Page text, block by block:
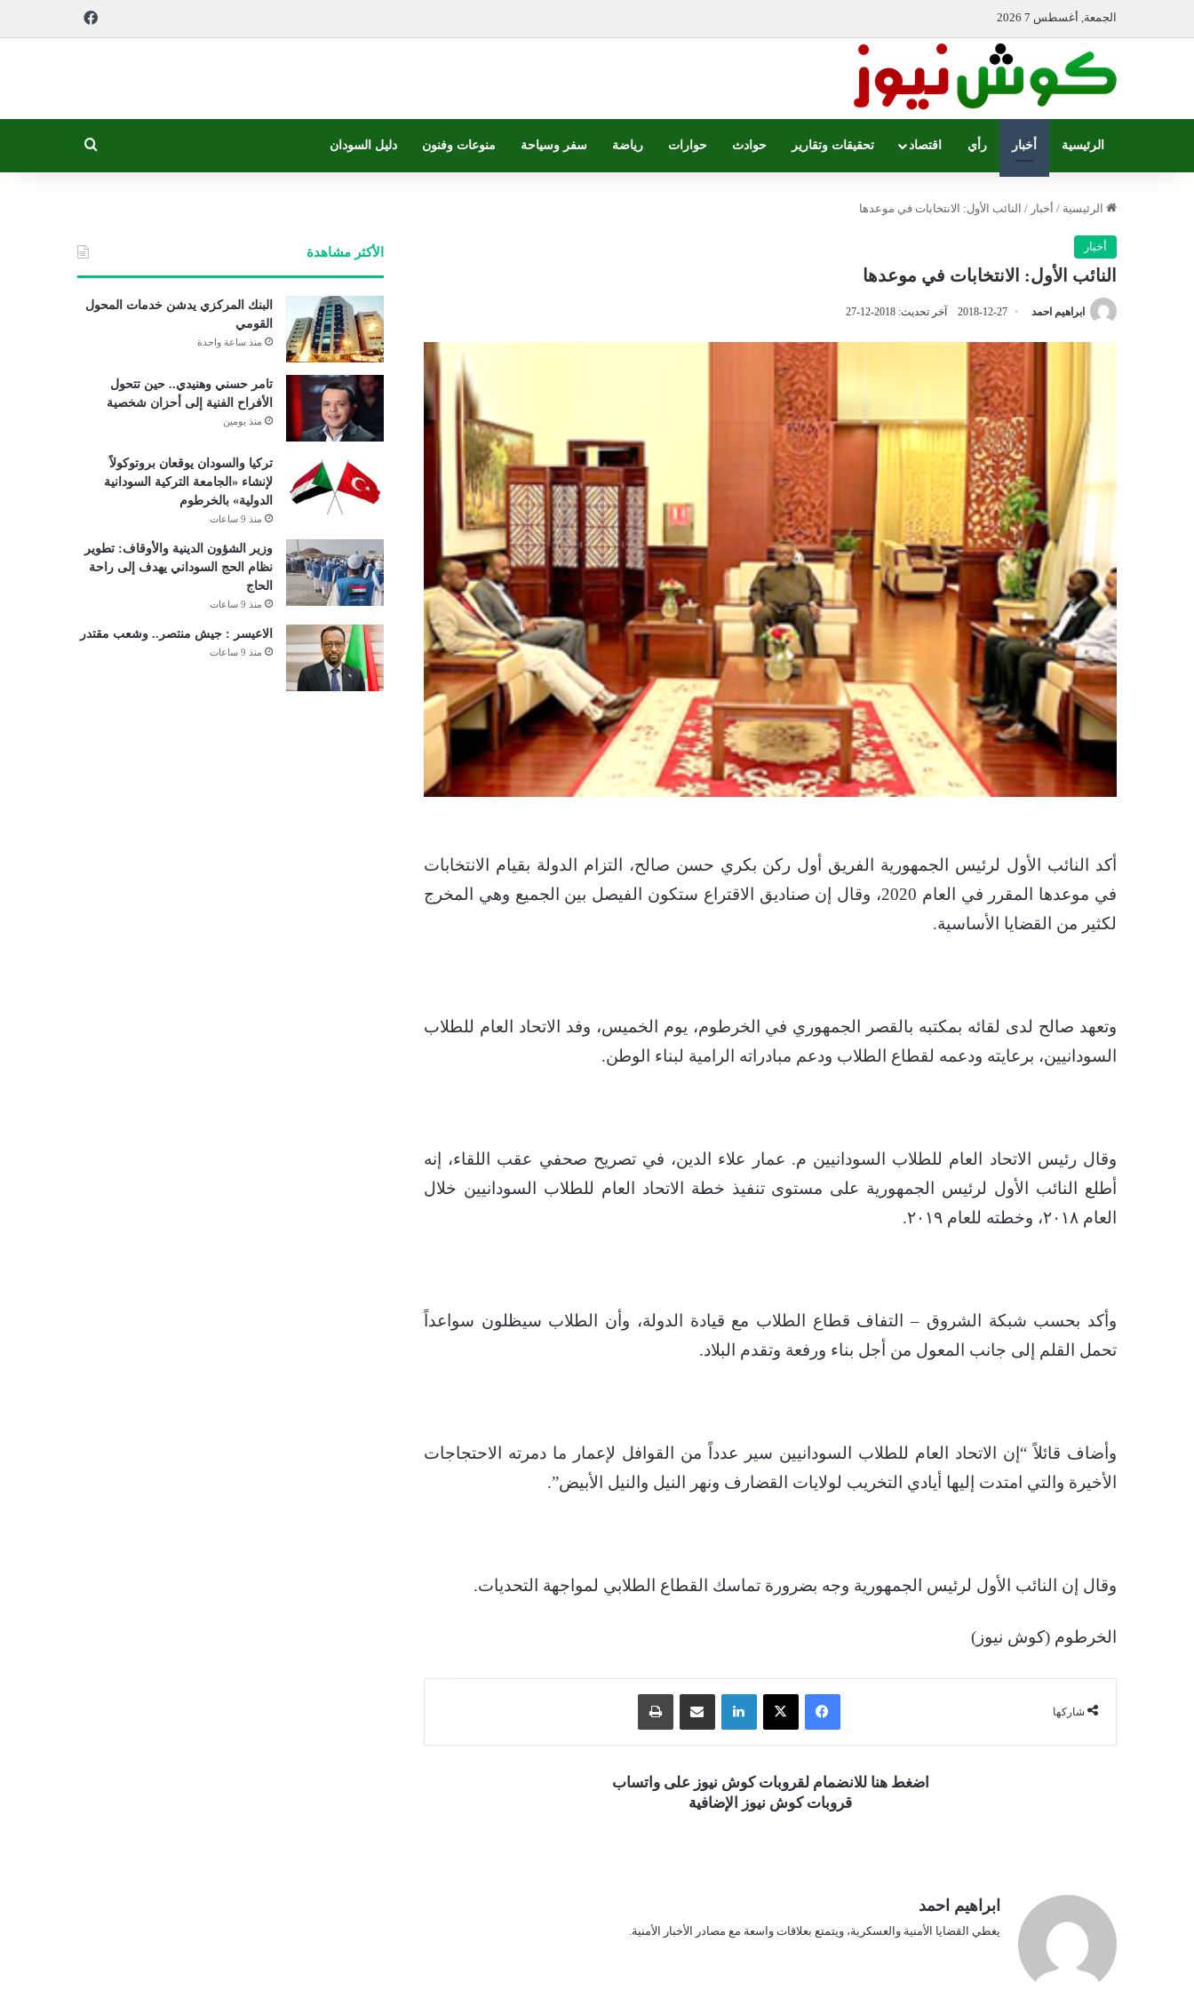
الجمعة, أغسطس 7 2026
الرئيسية أخبار رأي اقتصاد تحقيقات وتقارير حوادث حوارات رياضة سفر وسياحة منوعات وفنون دليل السودان
الرئيسية / أخبار / النائب الأول: الانتخابات في موعدها
أخبار
النائب الأول: الانتخابات في موعدها
ابراهيم احمد 2018-12-27 آخر تحديث: 2018-12-27
أكد النائب الأول لرئيس الجمهورية الفريق أول ركن بكري حسن صالح، التزام الدولة بقيام الانتخابات
في موعدها المقرر في العام 2020، وقال إن صناديق الاقتراع ستكون الفيصل بين الجميع وهي المخرج
لكثير من القضايا الأساسية.
وتعهد صالح لدى لقائه بمكتبه بالقصر الجمهوري في الخرطوم، يوم الخميس، وفد الاتحاد العام للطلاب
السودانيين، برعايته ودعمه لقطاع الطلاب ودعم مبادراته الرامية لبناء الوطن.
وقال رئيس الاتحاد العام للطلاب السودانيين م. عمار علاء الدين، في تصريح صحفي عقب اللقاء، إنه
أطلع النائب الأول لرئيس الجمهورية على مستوى تنفيذ خطة الاتحاد العام للطلاب السودانيين خلال
العام ٢٠١٨، وخطته للعام ٢٠١٩.
وأكد بحسب شبكة الشروق – التفاف قطاع الطلاب مع قيادة الدولة، وأن الطلاب سيظلون سواعداً
تحمل القلم إلى جانب المعول من أجل بناء ورفعة وتقدم البلاد.
وأضاف قائلاً “إن الاتحاد العام للطلاب السودانيين سير عدداً من القوافل لإعمار ما دمرته الاحتجاجات
الأخيرة والتي امتدت إليها أيادي التخريب لولايات القضارف ونهر النيل والنيل الأبيض”.
وقال إن النائب الأول لرئيس الجمهورية وجه بضرورة تماسك القطاع الطلابي لمواجهة التحديات.
الخرطوم (كوش نيوز)
شاركها
فيسبوك ‫X لينكدإن مشاركة عبر البريد
اضغط هنا للانضمام لقروبات كوش نيوز على واتساب
قروبات كوش نيوز الإضافية
ابراهيم احمد
يغطي القضايا الأمنية والعسكرية، ويتمتع بعلاقات واسعة مع مصادر الأخبار الأمنية.
الأكثر مشاهدة
البنك المركزي يدشن خدمات المحول
القومي
منذ ساعة واحدة
تامر حسني وهنيدي.. حين تتحول
الأفراح الفنية إلى أحزان شخصية
منذ يومين
تركيا والسودان يوقعان بروتوكولاً
لإنشاء «الجامعة التركية السودانية
الدولية» بالخرطوم
منذ 9 ساعات
وزير الشؤون الدينية والأوقاف: تطوير
نظام الحج السوداني يهدف إلى راحة
الحاج
منذ 9 ساعات
الاعيسر : جيش منتصر.. وشعب مقتدر
منذ 9 ساعات